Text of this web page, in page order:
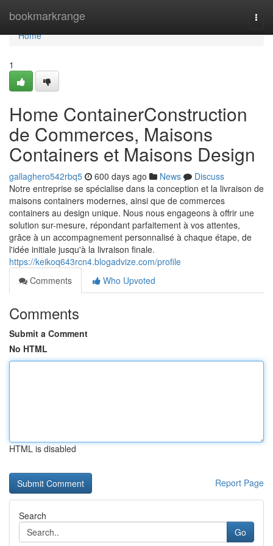
bookmarkrange
Home
Home
1
Home ContainerConstruction
de Commerces, Maisons
Containers et Maisons Design
gallaghero542rbq5 600 days ago News
Discuss
Notre entreprise se spécialise dans la conception et la livraison de
maisons containers modernes, ainsi que de commerces
containers au design unique. Nous nous engageons à offrir une
solution sur-mesure, répondant parfaitement à vos attentes,
grâce à un accompagnement personnalisé à chaque étape, de
l'idée initiale jusqu'à la livraison finale.
https://keikoq643rcn4.blogadvize.com/profile
Comments
Who Upvoted
Comments
Submit a Comment
No HTML
HTML is disabled
Report Page
Search
Go